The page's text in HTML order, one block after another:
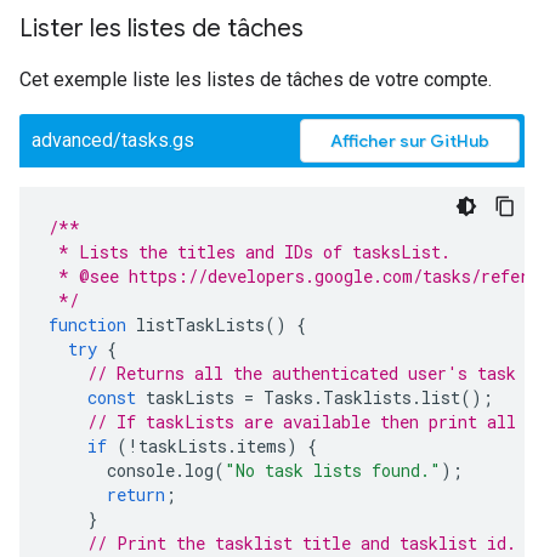
Lister les listes de tâches
Cet exemple liste les listes de tâches de votre compte.
advanced/tasks.gs Afficher sur GitHub
/**
* Lists the titles and IDs of tasksList.
* @see https://developers.google.com/tasks/
*/
function listTaskLists()
{
try {
// Returns all the authenticated user's task
const taskLists = Tasks . Tasklists . list();
// If taskLists are available then print all
if ( ! taskLists . items)
{
console. log( "No task lists found." );
return ;
}
// Print the tasklist title and tasklist id.